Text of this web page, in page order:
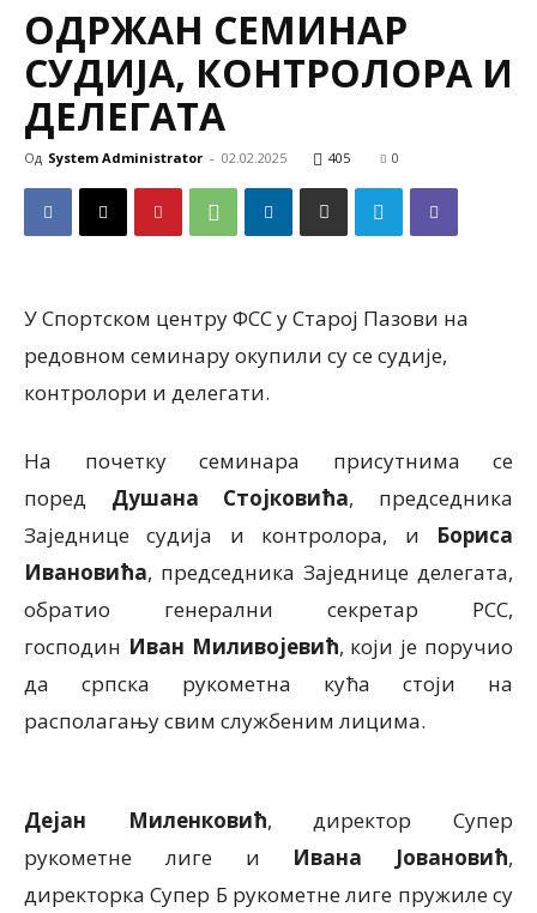
ОДРЖАН СЕМИНАР
СУДИЈА, КОНТРОЛОРА И
ДЕЛЕГАТА
Од System Administrator - 02.02.2025 405 0
У Спортском центру ФСС у Старој Пазови на
редовном семинару окупили су се судије,
контролори и делегати.
На почетку семинара присутнима се
поред Душана Стојковића, председника
Заједнице судија и контролора, и Бориса
Ивановића, председника Заједнице делегата,
обратио генерални секретар РСС,
господин Иван Миливојевић, који је поручио
да српска рукометна кућа стоји на
располагању свим службеним лицима.
Дејан Миленковић, директор Супер
рукометне лиге и Ивана Јовановић,
директорка Супер Б рукометне лиге пружиле су